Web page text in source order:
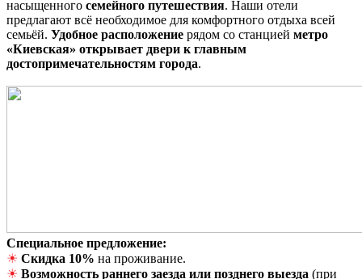
насыщенного семейного путешествия. Наши отели
предлагают всё необходимое для комфортного отдыха всей
семьёй. Удобное расположение рядом со станцией метро
«Киевская» открывает двери к главным
достопримечательностям города.
Специальное предложение:
☀ Скидка 10% на проживание.
☀ Возможность раннего заезда или позднего выезда (при